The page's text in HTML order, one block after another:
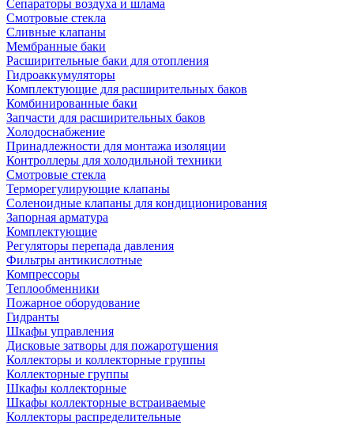
Сепараторы воздуха и шлама
Смотровые стекла
Сливные клапаны
Мембранные баки
Расширительные баки для отопления
Гидроаккумуляторы
Комплектующие для расширительных баков
Комбинированные баки
Запчасти для расширительных баков
Холодоснабжение
Принадлежности для монтажа изоляции
Контроллеры для холодильной техники
Смотровые стекла
Терморегулирующие клапаны
Соленоидные клапаны для кондиционирования
Запорная арматура
Комплектующие
Регуляторы перепада давления
Фильтры антикислотные
Компрессоры
Теплообменники
Пожарное оборудование
Гидранты
Шкафы управления
Дисковые затворы для пожаротушения
Коллекторы и коллекторные группы
Коллекторные группы
Шкафы коллекторные
Шкафы коллекторные встраиваемые
Коллекторы распределительные